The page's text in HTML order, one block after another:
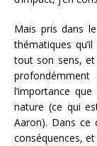
Mais pris dans
thématiques
tout son sens,
l’importance
nature (ce qui
Aaron). Dans ce
conséquences,